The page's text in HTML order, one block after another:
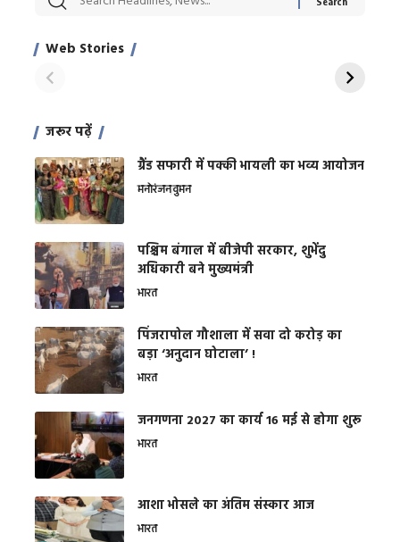
Web Stories
साहिल खान
जरूर पढ़ें
ग्रैंड सफारी में पक्की भायली का भव्य आयोजन
मनोरंजनवुमन
पश्चिम बंगाल में बीजेपी सरकार, शुभेंदु
अधिकारी बने मुख्यमंत्री
भारत
​पिंजरापोल गौशाला में सवा दो करोड़ का
बड़ा ‘अनुदान घोटाला’ !
भारत
जनगणना 2027 का कार्य 16 मई से होगा शुरू
भारत
आशा भोसले का अंतिम संस्कार आज
भारत